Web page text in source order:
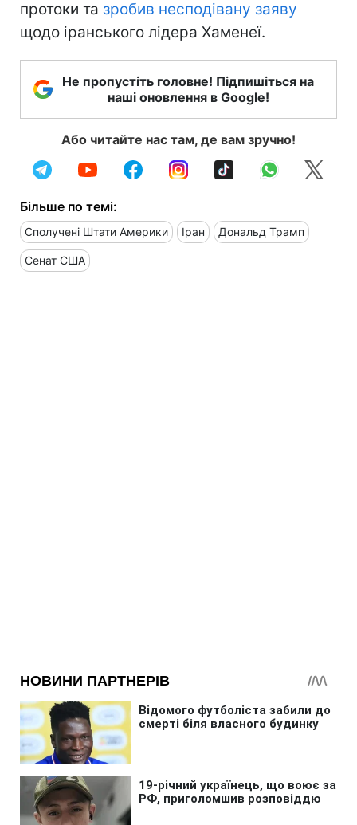
протоки та зробив несподівану заяву
щодо іранського лідера Хаменеї.
Не пропустіть головне! Підпишіться на
наші оновлення в Google!
Або читайте нас там, де вам зручно!
Більше по темі:
Сполучені Штати Америки Іран Дональд Трамп
Сенат США